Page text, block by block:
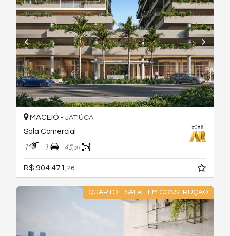
#086
MACEIÓ - JATIÚCA
Sala Comercial
1 1 45,91
R$ 904.471, 26
QUARTO E SALA - EM CONSTRUÇÃO